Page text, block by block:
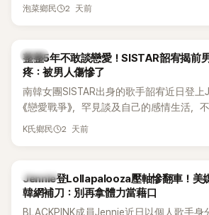
泡菜鄉民 2 天前
韓星
整整5年不敢談戀愛！SISTAR韶宥揭
疼：被男人傷慘了
南韓女團SISTAR出身的歌手韶宥近日登上
《戀愛戰爭》，罕見談及自己的感情生活，
年沒有談戀愛，更首度透露空窗至今的原
K氏鄉民 2 天前
K-POP
Jennie登Lollapalooza壓軸慘翻車！美媒
韓網補刀：別再拿體力當藉口
BLACKPINK成員Jennie近日以個人歌手身